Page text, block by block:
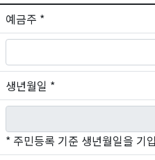
예금주 *
생년월일 *
* 주민등록 기준 생년월일을 기